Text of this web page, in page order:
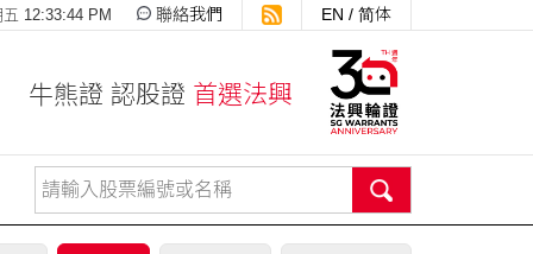
EN / 简体
聯絡我們
12:33:44 PM
牛熊證 認股證 首選法興